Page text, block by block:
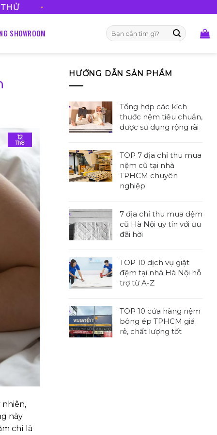
SHOWROOM
Tìm
kiếm:
12
Th8
này
chí là
HƯỚNG DẪN SẢN PHẨM
Tổng hợp các kích
thước nệm tiêu chuẩn,
được sử dụng rộng rãi
bình
luận
ở
Tổng
các
kích
thước
chuẩn,
được
sử
rãi
TOP 7 địa chỉ thu mua
nệm cũ tại nhà
TPHCM chuyên
nghiệp
bình
luận
ở
7
địa
chỉ
thu
nệm
cũ
tại
7 địa chỉ thu mua đệm
cũ Hà Nội uy tín với ưu
đãi hời
bình
luận
ở
địa
chỉ
thu
mua
TOP 10 dịch vụ giặt
đệm tại nhà Hà Nội hỗ
trợ từ A-Z
bình
luận
ở
TOP 10 cửa hàng nệm
bông ép TPHCM giá
rẻ, chất lượng tốt